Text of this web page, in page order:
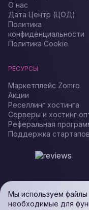
О нас
Дата Центр (ЦОД)
Политика
конфиденциальности
Политика Cookie
РЕСУРСЫ
Маркетплейс Zomro
Акции
Реселлинг хостинга
Серверы и хостинг
Реферальная
Поддержка стартапов
Мы используем файлы
необходимые для